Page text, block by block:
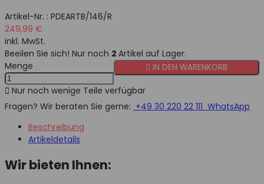
Artikel-Nr. : PDEARTB/146/R
249,99 €
inkl. MwSt.
Beeilen Sie sich! Nur noch 2 Artikel auf Lager.
Menge
 IN DEN WARENKORB
 Nur noch wenige Teile verfügbar
Fragen? Wir beraten Sie gerne: +49 30 220 22 111 WhatsApp
Beschreibung
Artikeldetails
Wir bieten Ihnen: